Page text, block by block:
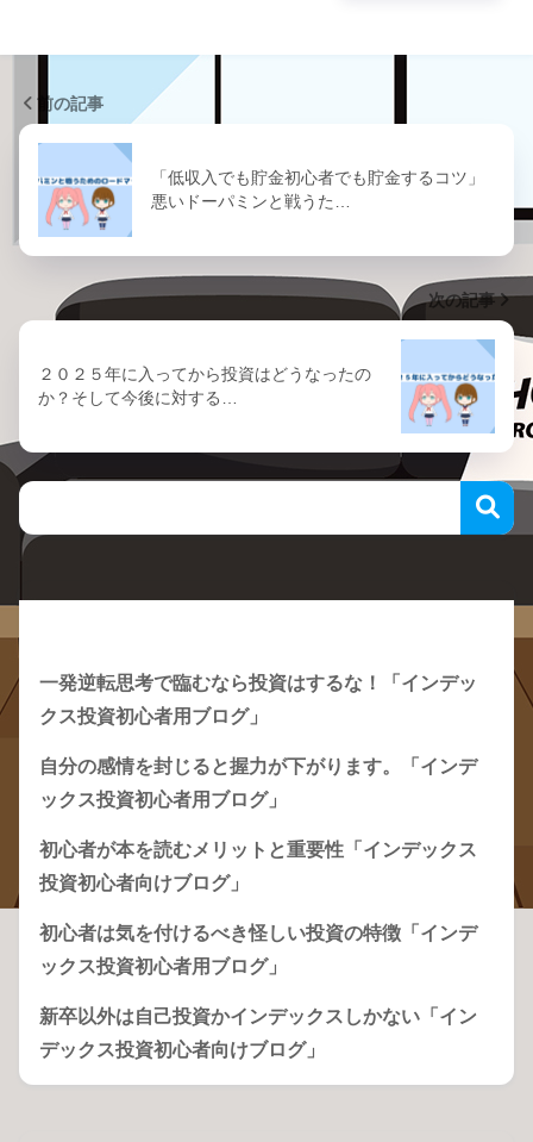
前の記事
「低収入でも貯金初心者でも貯金するコツ」
悪いドーパミンと戦うた…
次の記事
２０２５年に入ってから投資はどうなったの
か？そして今後に対する…
一発逆転思考で臨むなら投資はするな！「インデッ
クス投資初心者用ブログ」
自分の感情を封じると握力が下がります。「インデ
ックス投資初心者用ブログ」
初心者が本を読むメリットと重要性「インデックス
投資初心者向けブログ」
初心者は気を付けるべき怪しい投資の特徴「インデ
ックス投資初心者用ブログ」
新卒以外は自己投資かインデックスしかない「イン
デックス投資初心者向けブログ」